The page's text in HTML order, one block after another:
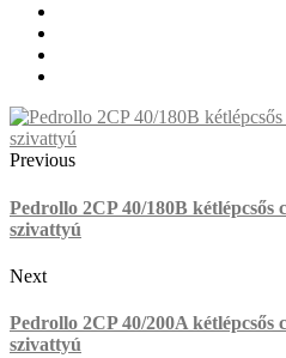
Previous
Pedrollo 2CP 40/180B kétlépcsős
szivattyú
Next
Pedrollo 2CP 40/200A kétlépcsős
szivattyú